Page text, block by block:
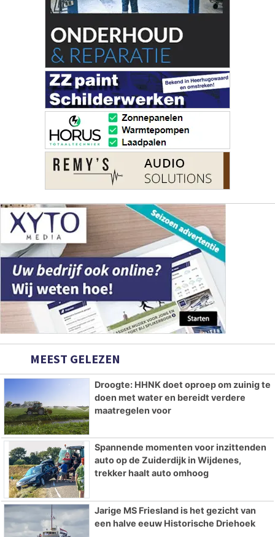
MEEST GELEZEN
Droogte: HHNK doet oproep om zuinig te
doen met water en bereidt verdere
maatregelen voor
Spannende momenten voor inzittenden
auto op de Zuiderdijk in Wijdenes,
trekker haalt auto omhoog
Jarige MS Friesland is het gezicht van
een halve eeuw Historische Driehoek